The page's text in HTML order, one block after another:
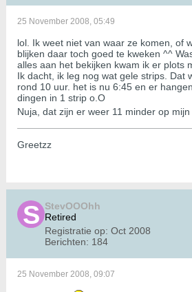
25 November 2008, 05:49
lol. Ik weet niet van waar ze komen, of
blijken daar toch goed te kweken ^^
alles aan het bekijken kwam ik er plots
Ik dacht, ik leg nog wat gele strips. Dat
rond 10 uur. het is nu 6:45 en er
dingen in 1 strip o.O
Nuja, dat zijn er weer 11 minder op
Greetzz
StevOOOhh
Retired
Registratie op: Oct 2008
Berichten: 184
25 November 2008, 09:07